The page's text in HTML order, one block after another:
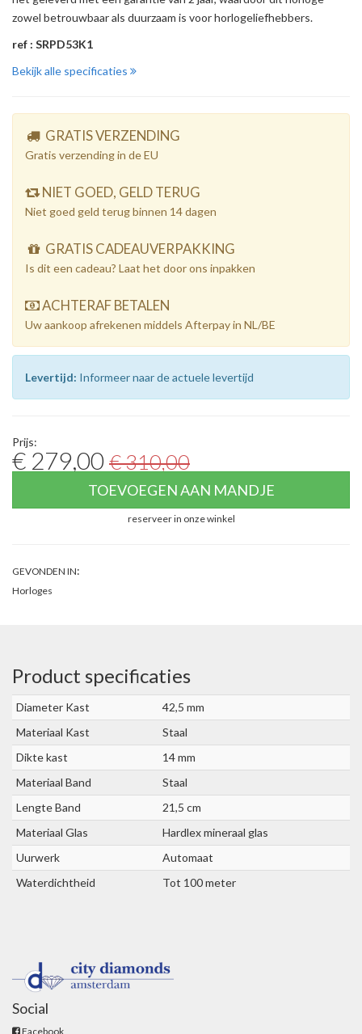
zowel betrouwbaar als duurzaam is voor horlogeliefhebbers.
ref : SRPD53K1
Bekijk alle specificaties
GRATIS VERZENDING
Gratis verzending in de EU
NIET GOED, GELD TERUG
Niet goed geld terug binnen 14 dagen
GRATIS CADEAUVERPAKKING
Is dit een cadeau? Laat het door ons inpakken
ACHTERAF BETALEN
Uw aankoop afrekenen middels Afterpay in NL/BE
Levertijd: Informeer naar de actuele levertijd
Prijs:
€ 279,00 € 310,00
TOEVOEGEN AAN MANDJE
reserveer in onze winkel
GEVONDEN IN:
Horloges
Product specificaties
Diameter Kast
42,5 mm
Materiaal Kast
Staal
Dikte kast
14 mm
Materiaal Band
Staal
Lengte Band
21,5 cm
Materiaal Glas
Hardlex mineraal glas
Uurwerk
Automaat
Waterdichtheid
Tot 100 meter
Social
Facebook